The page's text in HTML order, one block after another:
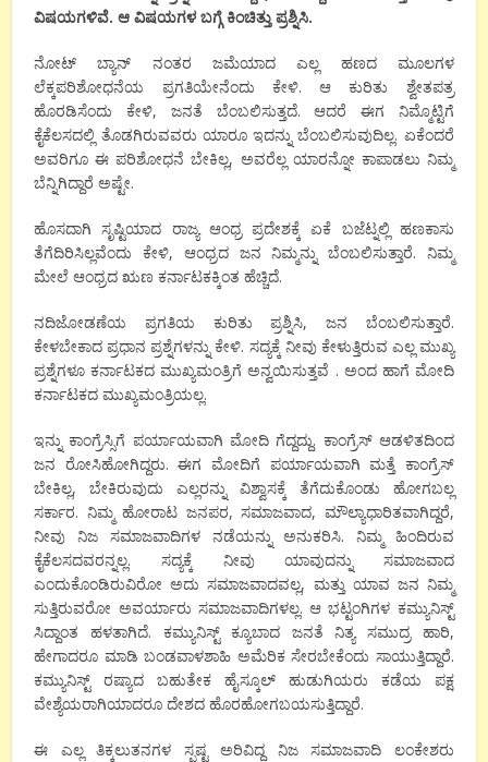
ವಿಷಯಗಳಿವೆ. ಆ ವಿಷಯಗಳ ಬಗ್ಗೆ ಕಿಂಚಿತ್ತು ಪ್ರಶ್ನಿಸಿ.
ನೋಟ್ ಬ್ಯಾನ್ ನಂತರ ಜಮೆಯಾದ ಎಲ್ಲ ಹಣದ ಮೂಲಗಳ
ಲೆಕ್ಕಪರಿಶೋಧನೆಯ ಪ್ರಗತಿಯೇನೆಂದು ಕೇಳಿ. ಆ ಕುರಿತು ಶ್ವೇತಪತ್ರ
ಹೊರಡಿಸೆಂದು ಕೇಳಿ, ಜನತೆ ಬೆಂಬಲಿಸುತ್ತದೆ. ಆದರೆ ಈಗ ನಿಮ್ಮೊಟ್ಟಿಗೆ
ಕೈಕೆಲಸದಲ್ಲಿ ತೊಡಗಿರುವವರು ಯಾರೂ ಇದನ್ನು ಬೆಂಬಲಿಸುವುದಿಲ್ಲ. ಏಕೆಂದರೆ
ಅವರಿಗೂ ಈ ಪರಿಶೋಧನೆ ಬೇಕಿಲ್ಲ, ಅವರೆಲ್ಲ ಯಾರನ್ನೋ ಕಾಪಾಡಲು ನಿಮ್ಮ
ಬೆನ್ನಿಗಿದ್ದಾರೆ ಅಷ್ಟೇ.
ಹೊಸದಾಗಿ ಸೃಷ್ಟಿಯಾದ ರಾಜ್ಯ ಆಂಧ್ರ ಪ್ರದೇಶಕ್ಕೆ ಏಕೆ ಬಜೆಟ್ನಲ್ಲಿ ಹಣಕಾಸು
ತೆಗೆದಿರಿಸಿಲ್ಲವೆಂದು ಕೇಳಿ, ಆಂಧ್ರದ ಜನ ನಿಮ್ಮನ್ನು ಬೆಂಬಲಿಸುತ್ತಾರೆ. ನಿಮ್ಮ
ಮೇಲೆ ಆಂಧ್ರದ ಋಣ ಕರ್ನಾಟಕಕ್ಕಿಂತ ಹೆಚ್ಚಿದೆ.
ನದಿಜೋಡಣೆಯ ಪ್ರಗತಿಯ ಕುರಿತು ಪ್ರಶ್ನಿಸಿ, ಜನ ಬೆಂಬಲಿಸುತ್ತಾರೆ.
ಕೇಳಬೇಕಾದ ಪ್ರಧಾನ ಪ್ರಶ್ನೆಗಳನ್ನು ಕೇಳಿ. ಸದ್ಯಕ್ಕೆ ನೀವು ಕೇಳುತ್ತಿರುವ ಎಲ್ಲ ಮುಖ್ಯ
ಪ್ರಶ್ನೆಗಳೂ ಕರ್ನಾಟಕದ ಮುಖ್ಯಮಂತ್ರಿಗೆ ಅನ್ವಯಿಸುತ್ತವೆ . ಅಂದ ಹಾಗೆ ಮೋದಿ
ಕರ್ನಾಟಕದ ಮುಖ್ಯಮಂತ್ರಿಯಲ್ಲ.
ಇನ್ನು ಕಾಂಗ್ರೆಸ್ಸಿಗೆ ಪರ್ಯಾಯವಾಗಿ ಮೋದಿ ಗೆದ್ದದ್ದು. ಕಾಂಗ್ರೆಸ್ ಆಡಳಿತದಿಂದ
ಜನ ರೋಸಿಹೋಗಿದ್ದರು. ಈಗ ಮೋದಿಗೆ ಪರ್ಯಾಯವಾಗಿ ಮತ್ತೆ ಕಾಂಗ್ರೆಸ್
ಬೇಕಿಲ್ಲ, ಬೇಕಿರುವುದು ಎಲ್ಲರನ್ನು ವಿಶ್ವಾಸಕ್ಕೆ ತೆಗೆದುಕೊಂಡು ಹೋಗಬಲ್ಲ
ಸರ್ಕಾರ. ನಿಮ್ಮ ಹೋರಾಟ ಜನಪರ, ಸಮಾಜವಾದ, ಮೌಲ್ಯಾಧಾರಿತವಾಗಿದ್ದರೆ,
ನೀವು ನಿಜ ಸಮಾಜವಾದಿಗಳ ನಡೆಯನ್ನು ಅನುಕರಿಸಿ. ನಿಮ್ಮ ಹಿಂದಿರುವ
ಕೈಕೆಲಸದವರನ್ನಲ್ಲ. ಸದ್ಯಕ್ಕೆ ನೀವು ಯಾವುದನ್ನು ಸಮಾಜವಾದ
ಎಂದುಕೊಂಡಿರುವಿರೋ ಅದು ಸಮಾಜವಾದವಲ್ಲ, ಮತ್ತು ಯಾವ ಜನ ನಿಮ್ಮ
ಸುತ್ತಿರುವರೋ ಅವರ್ಯಾರು ಸಮಾಜವಾದಿಗಳಲ್ಲ. ಆ ಭಟ್ಟಂಗಿಗಳ ಕಮ್ಯುನಿಸ್ಟ್
ಸಿದ್ದಾಂತ ಹಳತಾಗಿದೆ. ಕಮ್ಯುನಿಸ್ಟ್ ಕ್ಯೂಬಾದ ಜನತೆ ನಿತ್ಯ ಸಮುದ್ರ ಹಾರಿ,
ಹೇಗಾದರೂ ಮಾಡಿ ಬಂಡವಾಳಶಾಹಿ ಅಮೆರಿಕ ಸೇರಬೇಕೆಂದು ಸಾಯುತ್ತಿದ್ದಾರೆ.
ಕಮ್ಯುನಿಸ್ಟ್ ರಷ್ಯಾದ ಬಹುತೇಕ ಹೈಸ್ಕೂಲ್ ಹುಡುಗಿಯರು ಕಡೆಯ ಪಕ್ಷ
ವೇಶ್ಯೆಯರಾಗಿಯಾದರೂ ದೇಶದ ಹೊರಹೋಗಬಯಸುತ್ತಿದ್ದಾರೆ.
ಈ ಎಲ್ಲ ತಿಕ್ಕಲುತನಗಳ ಸ್ಪಷ್ಟ ಅರಿವಿದ್ದ ನಿಜ ಸಮಾಜವಾದಿ ಲಂಕೇಶರು